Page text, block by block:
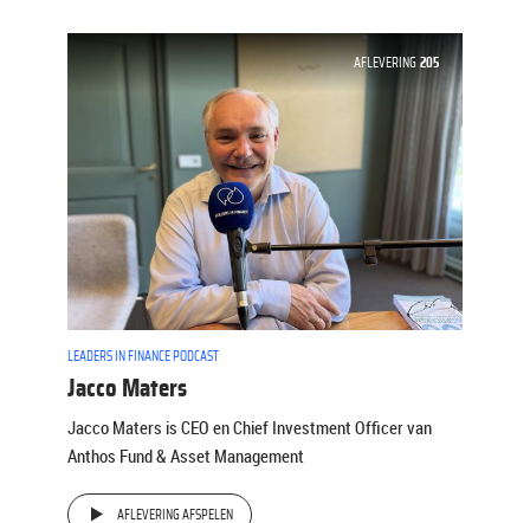
AFLEVERING 205
LEADERS IN FINANCE PODCAST
Jacco Maters
Jacco Maters is CEO en Chief Investment Officer van
Anthos Fund & Asset Management
AFLEVERING AFSPELEN